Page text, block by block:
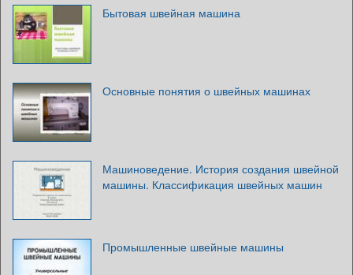
Бытовая швейная машина
Основные понятия о швейных машинах
Машиноведение. История создания швейной
машины. Классификация швейных машин
Промышленные швейные машины